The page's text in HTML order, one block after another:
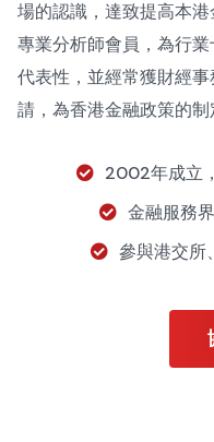
場的認識，達致提高本
專業分析師會員，為行
代表性，並經常獲財經
請，為香港金融政策的制
2002年成立
金融服務
參與港交所